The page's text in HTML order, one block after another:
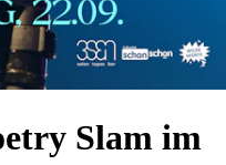
Slam im